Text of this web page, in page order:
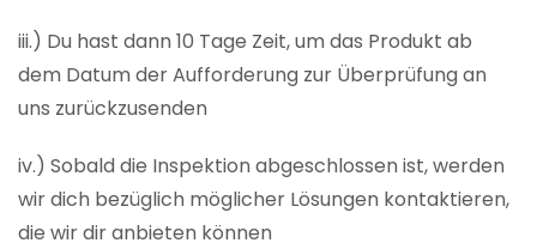
iii.) Du hast dann 10 Tage Zeit, um das Produkt ab
dem Datum der Aufforderung zur Überprüfung an
uns zurückzusenden
iv.) Sobald die Inspektion abgeschlossen ist, werden
wir dich bezüglich möglicher Lösungen kontaktieren,
die wir dir anbieten können